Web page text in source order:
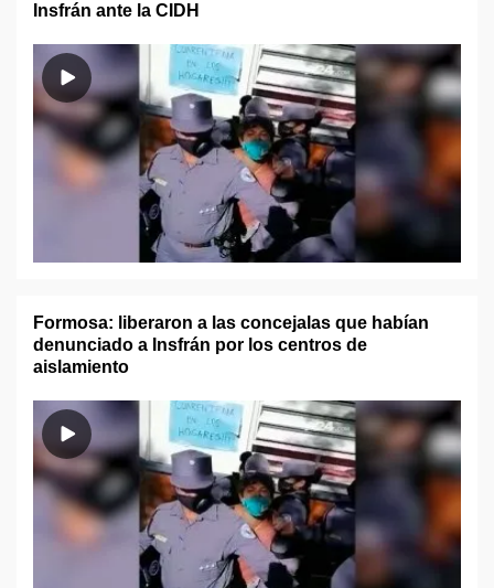
Insfrán ante la CIDH
Formosa: liberaron a las concejalas que habían
denunciado a Insfrán por los centros de
aislamiento